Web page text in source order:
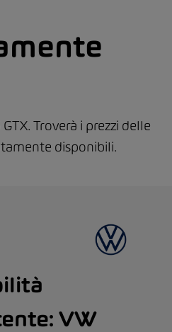
Troverà i prezzi delle
disponibili.
VW